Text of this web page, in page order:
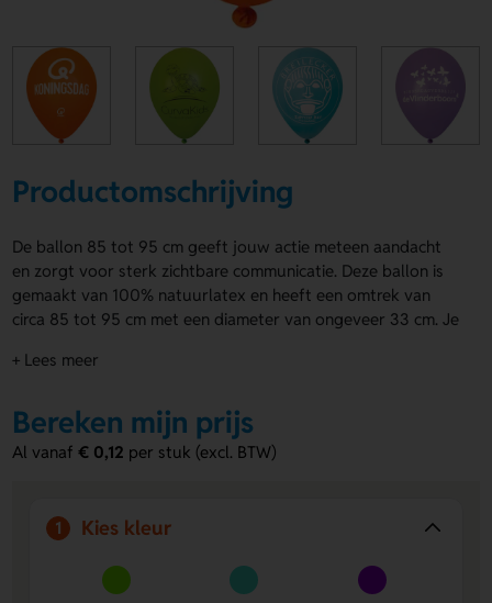
Productomschrijving
De ballon 85 tot 95 cm geeft jouw actie meteen aandacht
en zorgt voor sterk zichtbare communicatie. Deze ballon is
gemaakt van 100% natuurlatex en heeft een omtrek van
circa 85 tot 95 cm met een diameter van ongeveer 33 cm. Je
ballon 85 tot 95 cm laat je bedrukken op 1 of 2 zijdes in
direct of vraag een offerte aan.
Voordelen van de ballon 85 tot 95 cm
elke actie of opening.
Briljante bedrukking
inktdekking tot 4 kleuren.
Veel kleurkeuze
– Kies uit diverse kleurgroepen of ga
+ Lees meer
Bereken mijn prijs
Al vanaf€ 0,12 per stuk (excl. BTW)
1 Kies kleur